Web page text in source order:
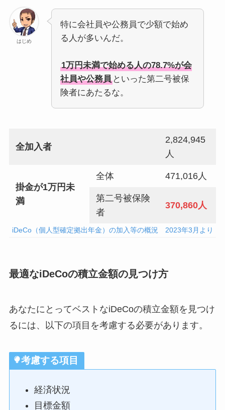
はじめ
特に会社員や公務員で少額で始め
る人が多いんだ。
1万円未満で始める人の78.7%が会
社員や公務員といった第二号被保
険者にあたるな。
全加入者
2,824,945
人
掛金が1万円未
満
全体 471,016人
第二号被保険
者
370,860人
iDeCo（個人型確定拠出年金）の加入等の概況 2023年3月より
最適なiDeCoの積立金額の見つけ方
あなたにとってベストなiDeCoの積立金額を見つけ
るには、以下の項目を考慮する必要があります。
考慮する項目
経済状況
目標金額